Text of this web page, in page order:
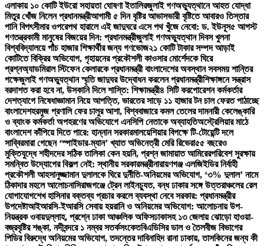
এলাকায় ১০ কোটি ইউরো সহায়তা ঘোষণা ইতালিরজুলাই গণঅভ্যুত্থানে আহত যোদ্ধা
মিতুর খোঁজ নিলেন প্রধানমন্ত্রীআগামী ৫ দিন বৃষ্টির আভাসভারী বৃষ্টিতে আবারও তিস্তার
পানি বিপৎসীমার ওপরেপথ হারালে এই জাদুঘরে এসে পথ খুঁজে নেবো: ড. ইউনূস৫ আগস্ট
গণতন্ত্রকামী মানুষের বিজয়ের দিন: প্রধানমন্ত্রীজুলাই গণঅভ্যুত্থান দিবস খুলনা
বিশ্ববিদ্যালয়ে পাঁচ হাজার শিক্ষার্থীর জন্য গণভোজ২১ কোটি টাকার সম্পদ আড়াই
কোটিতে বিক্রির অভিযোগ, গৃহায়নের প্রকৌশলী কাওসার মোর্শেদকে ঘিরে
প্রশ্নঅ্যাডমিরাল স্টিফেন কেলারকে প্রধানমন্ত্রী বাংলাদেশের অবস্থান সবসময় শান্তির
পক্ষেজুলাই গণঅভ্যুত্থান স্মৃতি জাদুঘর উদ্বোধন করলেন প্রধানমন্ত্রীশিক্ষাঙ্গনে সন্ত্রাস
বরদাশত করা হবে না, উসকানি দিলে শাস্তি: শিক্ষামন্ত্রী৪ সিটি করপোরেশন কর্মকর্তার
দেশত্যাগে নিষেধাজ্ঞামান নিয়ে আপত্তি, ভারতের সাড়ে ১১ হাজার টন চাল ফেরত পাঠাচ্ছে
বাংলাদেশহরমুজ প্রণালি ফের চালুর আশা, বিশ্ববাজারে কমল তেলের দামনারী কেলেঙ্কারি
ও ব্যাংক কর্মকর্তা অপহরণের অভিযোগে এনসিপি নেতাকে অব্যাহতিঅস্ট্রেলিয়ার মাঠে
বাংলাদেশ কাঁপিয়ে দিতে পারে: হান্নান সরকারমালয়েশিয়ার বিপক্ষে টি-টোয়েন্টি দলে
সাব্বিরমারা গেছেন ‘স্পাইডার-ম্যান’ খ্যাত অভিনেত্রী মেরি রিভেরা৫৫ বছরেও
মুক্তিযুদ্ধে শহীদদের সঠিক তালিকা কেন হয়নি, প্রশ্ন জামায়াত আমিরেরপরিবেশ সুরক্ষায়
সমন্বিত উদ্যোগের বিকল্প নেই: স্থানীয় সরকারমন্ত্রীনারায়ণগঞ্জ এলজিইডির নির্বাহী
প্রকৌশলী আহসানুজ্জামান দুলালকে ঘিরে দুর্নীতি-অনিয়মের অভিযোগ, ‘৩% দুলাল’ নামে
ঠিকাদার মহলে আলোচনাসিরাজগঞ্জে ট্রেন লাইনচ্যুত, বন্ধ ঢাকার সঙ্গে উত্তরাঞ্চলের রেল
যোগাযোগশেখ হাসিনার বক্তব্য প্রচার করলে ব্যবস্থা নেবে সরকার: প্রধানমন্ত্রীর
উপদেষ্টাআইআরসি-ইআরসি সেবায় হয়রানি ও অনিয়মের অভিযোগ: আলোচনায় উপ-
নিয়ন্ত্রক ওবায়দুল্লাহ, প্রশ্নে ঢাকা আঞ্চলিক অফিসঢাকাসহ ১৩ জেলায় ঝোড়ো হাওয়া-
বজ্রবৃষ্টির শঙ্কা, নদীবন্দরে ১ নম্বর সতর্কসংকেতবিএডিসির ডাল ও তৈলবীজ বিভাগের
পিডির বিরুদ্ধে অনিয়মের অভিযোগ, তদন্তের দাবিনাহিদ রানা ঢাকায়, তাসকিনের জন্য কী